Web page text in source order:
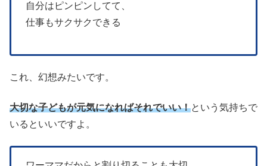
自分はピンピンしてて、
仕事もサクサクできる
これ、幻想みたいです。
大切な子どもが元気になればそれでいい！という気持ちで
いるといいですよ。